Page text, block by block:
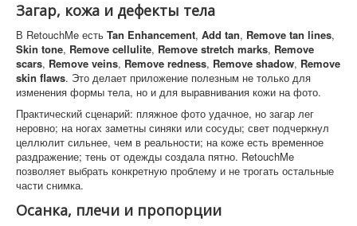
Загар, кожа и дефекты тела
В RetouchMe есть Tan Enhancement, Add tan, Remove tan lines,
Skin tone, Remove cellulite, Remove stretch marks, Remove
scars, Remove veins, Remove redness, Remove shadow, Remove
skin flaws. Это делает приложение полезным не только для
изменения формы тела, но и для выравнивания кожи на фото.
Практический сценарий: пляжное фото удачное, но загар лег
неровно; на ногах заметны синяки или сосуды; свет подчеркнул
целлюлит сильнее, чем в реальности; на коже есть временное
раздражение; тень от одежды создала пятно. RetouchMe
позволяет выбрать конкретную проблему и не трогать остальные
части снимка.
Осанка, плечи и пропорции